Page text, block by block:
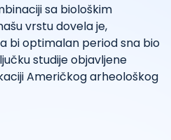
sa biološkim
vrstu dovela je,
bi optimalan period sna bio
studije objavljene
Američkog arheološkog